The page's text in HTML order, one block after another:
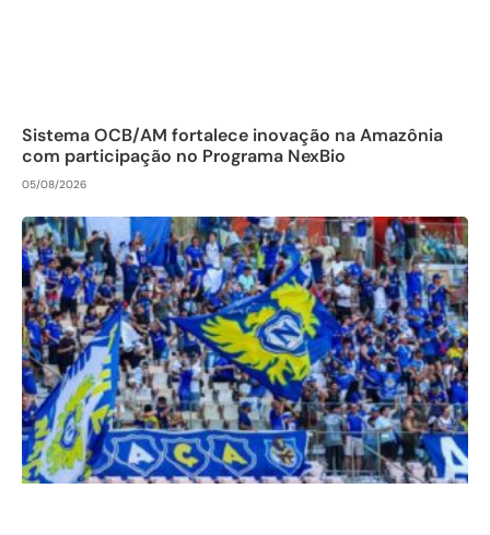
Sistema OCB/AM fortalece inovação na Amazônia
com participação no Programa NexBio
05/08/2026